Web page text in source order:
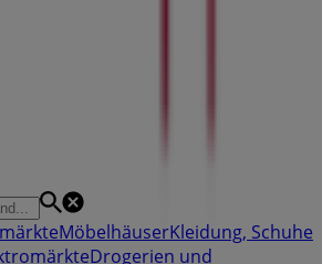
MöbelhäuserKleidung, Schuhe
Drogerien und